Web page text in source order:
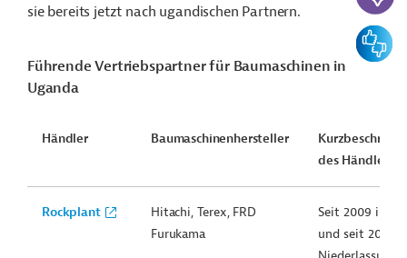
sie bereits jetzt nach ugandischen Partnern.
Führende Vertriebspartner für Baumaschinen in
Uganda
Händler Baumaschinenhersteller
des Händlers
Rockplant
Hitachi, Terex, FRD
Furukama
Seit 2009 in
und seit 2013